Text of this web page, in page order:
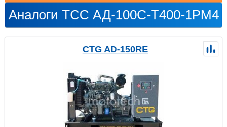
Аналоги ТСС АД-100С-Т400-1РМ4
CTG AD-150RE